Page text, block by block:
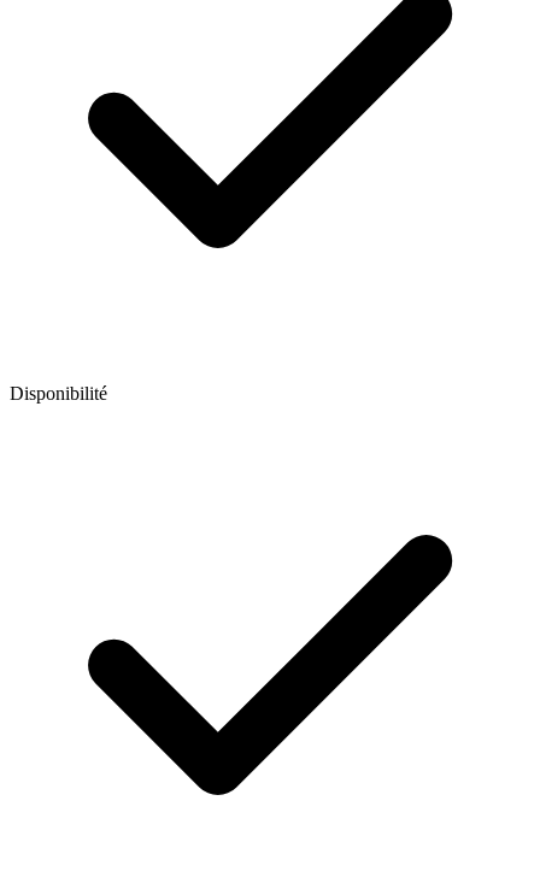
Disponibilité